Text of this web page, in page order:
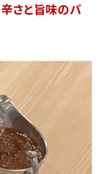
辛さと旨味のバ